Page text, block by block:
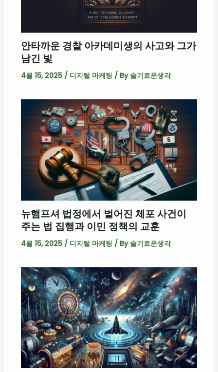
안타까운 경찰 아카데미생의 사고와 그가
남긴 빛
4월 15, 2025 / 디지털 마케팅 / By 슬기로운생각
뉴햄프셔 법정에서 벌어진 체포 사건이
주는 법 집행과 이민 정책의 교훈
4월 15, 2025 / 디지털 마케팅 / By 슬기로운생각